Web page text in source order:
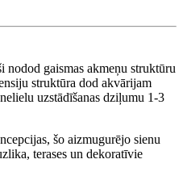
gaismas akmeņu struktūru
struktūra dod akvārijam
uzstādīšanas dziļumu 1-3
šo aizmugurējo sienu
terases un dekoratīvie